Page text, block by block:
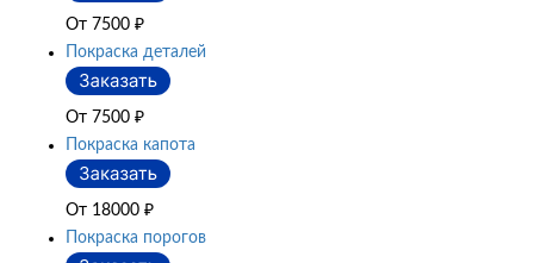
От 7500 ₽
Покраска деталей
От 7500 ₽
Покраска капота
От 18000 ₽
Покраска порогов